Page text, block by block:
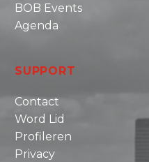
BOB Events
Agenda
SUPPORT
Contact
Word Lid
Profileren
Privacy